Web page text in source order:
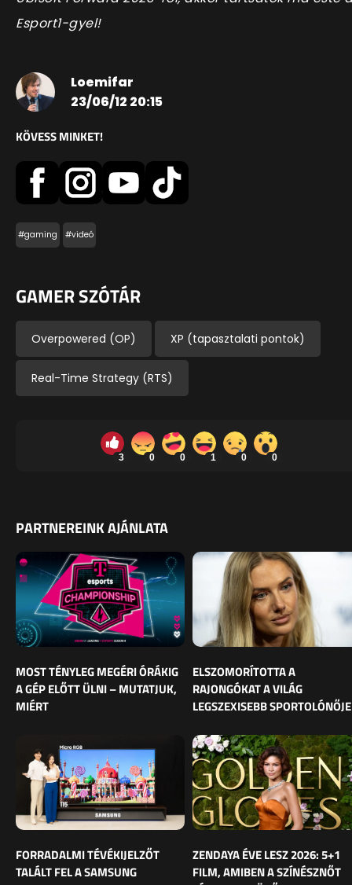
Esport1-gyel!
Loemifar
23/06/12 20:15
KÖVESS MINKET!
#gaming #videó
GAMER SZÓTÁR
Overpowered (OP) XP (tapasztalati pontok)
Real-Time Strategy (RTS)
3 0 0 1 0 0
PARTNEREINK AJÁNLATA
MOST TÉNYLEG MEGÉRI ÓRÁKIG
A GÉP ELŐTT ÜLNI – MUTATJUK,
MIÉRT
ELSZOMORÍTOTTA A
RAJONGÓKAT A VILÁG
LEGSZEXISEBB SPORTOLÓNŐJE
FORRADALMI TÉVÉKIJELZŐT
TALÁLT FEL A SAMSUNG
ZENDAYA ÉVE LESZ 2026: 5+1
FILM, AMIBEN A SZÍNÉSZNŐT